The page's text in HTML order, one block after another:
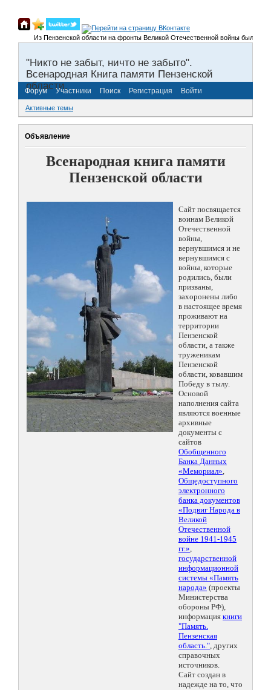
Из Пензенской области на фронты Великой Отечественной войны было
"Никто не забыт, ничто не забыто".
Всенародная Книга памяти Пензенской
области.
Форум Участники Поиск Регистрация Войти
Активные темы
Объявление
Всенародная книга памяти
Пензенской области
Сайт посвящается
воинам Великой
Отечественной
войны,
вернувшимся и не
вернувшимся с
войны, которые
родились, были
призваны,
захоронены либо
в настоящее время
проживают на
территории
Пензенской
области, а также
труженикам
Пензенской
области, ковавшим
Победу в тылу.
Основой
наполнения сайта
являются военные
архивные
документы с
сайтов
Обобщенного
Банка Данных
«Мемориал»,
Общедоступного
электронного
банка документов
«Подвиг Народа в
Великой
Отечественной
войне 1941-1945
гг.»,
государственной
информационной
системы «Память
народа» (проекты
Министерства
обороны РФ),
информация книги
"Память.
Пензенская
область.", других
справочных
источников.
Сайт создан в
надежде на то, что